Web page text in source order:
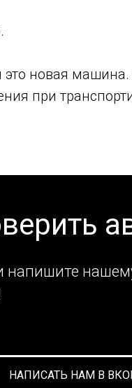
новая
при
напишите
НАПИСАТЬ НАМ В